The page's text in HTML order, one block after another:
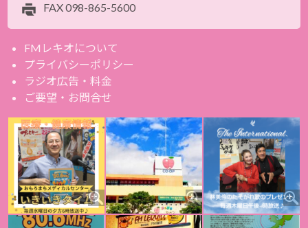
FAX098-865-5600
FMレキオについて
プライバシーポリシー
ラジオ広告・料金
ご要望・お問合せ